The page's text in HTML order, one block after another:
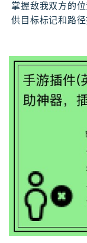
掌握敌我双方的
供目标标记和路